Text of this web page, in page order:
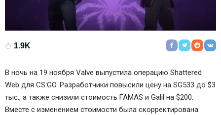
1.9K
В ночь на 19 ноября Valve выпустила операцию Shattered
Web для CS:GO. Разработчики повысили цену на SG533 до $3
тыс., а также снизили стоимость FAMAS и Galil на $200.
Вместе с изменением стоимости была скорректирована